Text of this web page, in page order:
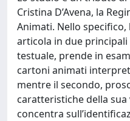
Cristina D’Avena, la
Animati. Nello specifico,
articola in due
testuale, prende in
cartoni animati
mentre il secondo,
caratteristiche della sua
concentra